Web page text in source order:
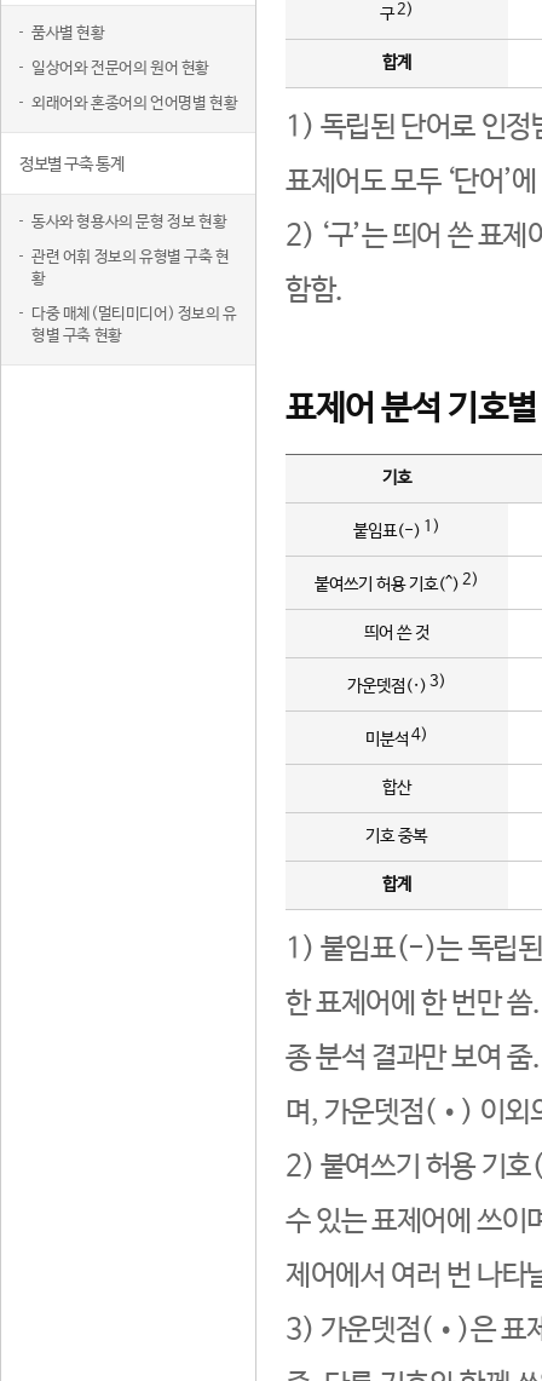
품사별 현황
일상어와 전문어의 원어 현황
외래어와 혼종어의 언어명별 현황
정보별 구축 통계
동사와 형용사의 문형 정보 현황
관련 어휘 정보의 유형별 구축 현
황
다중 매체(멀티미디어) 정보의 유
형별 구축 현황
구2)
합계
1) 독립된 단어로 인정
표제어도 모두 ‘단어’
2) ‘구’는 띄어 쓴 표
함함.
표제어 분석 기호
기호
붙임표(-) 1)
붙여쓰기 허용 기호(^) 2)
띄어 쓴 것
가운뎃점(·) 3)
미분석 4)
합산
기호 중복
합계
1) 붙임표(-)는 독립된
한 표제어에 한 번만
종 분석 결과만 보여
며, 가운뎃점(•) 이외
2) 붙여쓰기 허용 기호
수 있는 표제어에 쓰이
제어에서 여러 번 나타
3) 가운뎃점(•)은 표